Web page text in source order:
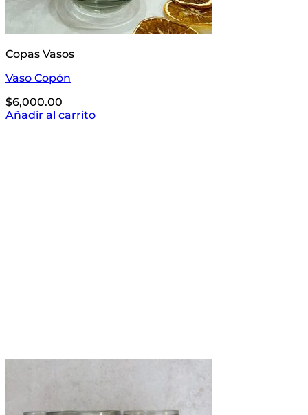
Copas Vasos
Vaso Copón
$6,000.00
Añadir al carrito